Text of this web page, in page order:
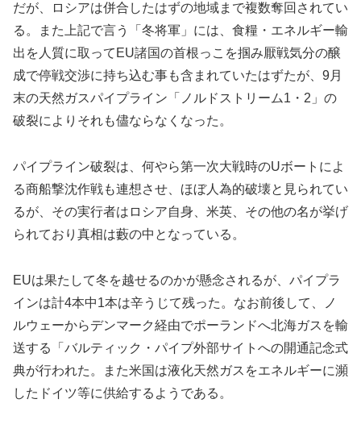
だが、ロシアは併合したはずの地域まで複数奪回されてい
る。また上記で言う「冬将軍」には、食糧・エネルギー輸
出を人質に取ってEU諸国の首根っこを掴み厭戦気分の醸
成で停戦交渉に持ち込む事も含まれていたはずたが、9月
末の天然ガスパイプライン「ノルドストリーム1・2」の
破裂によりそれも儘ならなくなった。
パイプライン破裂は、何やら第一次大戦時のUボートによ
る商船撃沈作戦も連想させ、ほぼ人為的破壊と見られてい
るが、その実行者はロシア自身、米英、その他の名が挙げ
られており真相は藪の中となっている。
EUは果たして冬を越せるのかが懸念されるが、パイプラ
インは計4本中1本は辛うじて残った。なお前後して、ノ
ルウェーからデンマーク経由でポーランドへ北海ガスを輸
送する「バルティック・パイプ外部サイトへの開通記念式
典が行われた。また米国は液化天然ガスをエネルギーに瀕
したドイツ等に供給するようである。